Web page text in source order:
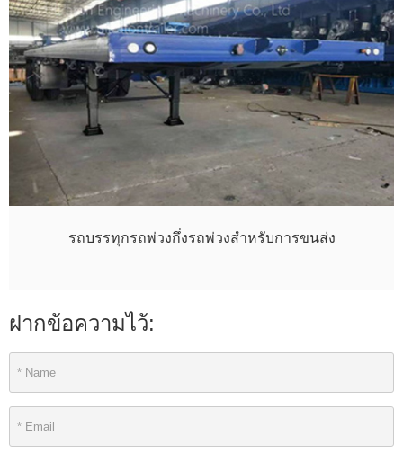
รถบรรทุกรถพ่วงกึ่งรถพ่วงสำหรับการขนส่ง
ฝากข้อความไว้: